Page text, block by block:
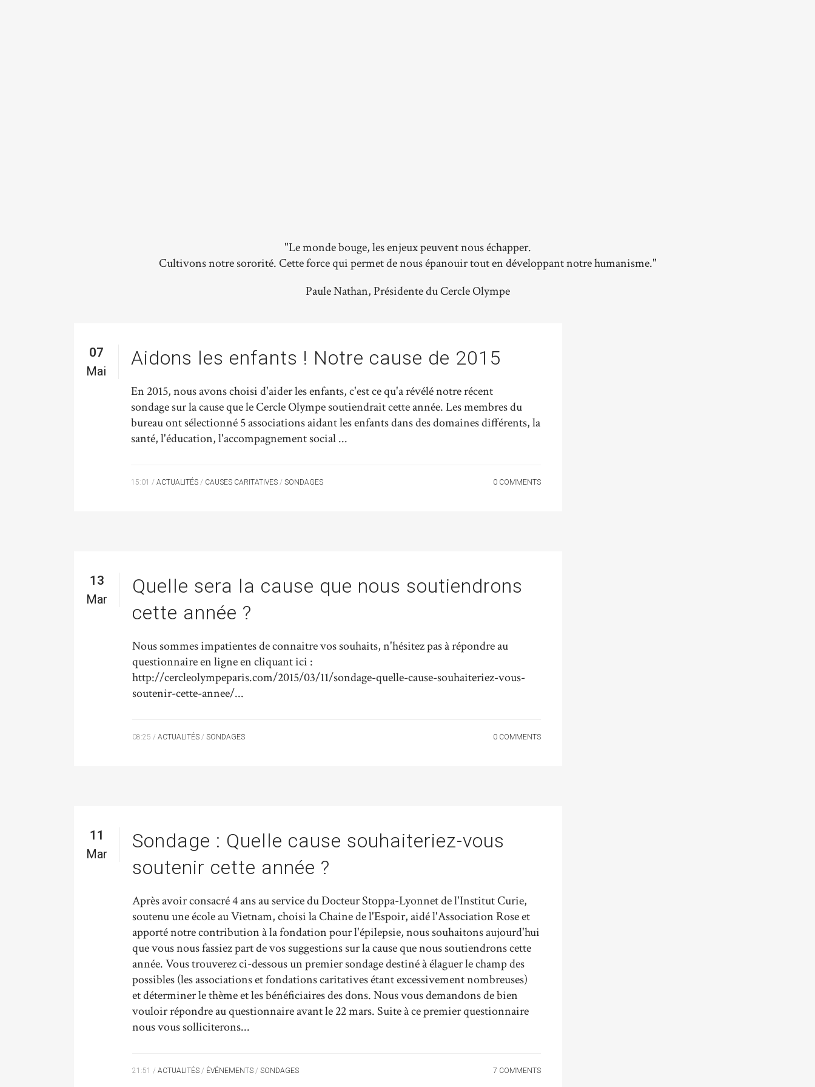
"Le monde bouge, les enjeux peuvent nous échapper.
Cultivons notre sororité. Cette force qui permet de nous épanouir tout en développant notre humanisme."
Paule Nathan, Présidente du Cercle Olympe
07
Mai
Aidons les enfants ! Notre cause de 2015
En 2015, nous avons choisi d'aider les enfants, c'est ce qu'a révélé notre récent
sondage sur la cause que le Cercle Olympe soutiendrait cette année. Les membres du
bureau ont sélectionné 5 associations aidant les enfants dans des domaines différents, la
santé, l'éducation, l'accompagnement social ...
15:01 / ACTUALITÉS / CAUSES CARITATIVES / SONDAGES 0 COMMENTS
13
Mar
Quelle sera la cause que nous soutiendrons
cette année ?
Nous sommes impatientes de connaitre vos souhaits, n'hésitez pas à répondre au
questionnaire en ligne en cliquant ici :
http://cercleolympeparis.com/2015/03/11/sondage-quelle-cause-souhaiteriez-vous-
soutenir-cette-annee/...
08:25 / ACTUALITÉS / SONDAGES 0 COMMENTS
11
Mar
Sondage : Quelle cause souhaiteriez-vous
soutenir cette année ?
Après avoir consacré 4 ans au service du Docteur Stoppa-Lyonnet de l'Institut Curie,
soutenu une école au Vietnam, choisi la Chaine de l'Espoir, aidé l'Association Rose et
apporté notre contribution à la fondation pour l'épilepsie, nous souhaitons aujourd'hui
que vous nous fassiez part de vos suggestions sur la cause que nous soutiendrons cette
année. Vous trouverez ci-dessous un premier sondage destiné à élaguer le champ des
possibles (les associations et fondations caritatives étant excessivement nombreuses)
et déterminer le thème et les bénéficiaires des dons. Nous vous demandons de bien
vouloir répondre au questionnaire avant le 22 mars. Suite à ce premier questionnaire
nous vous solliciterons...
21:51 / ACTUALITÉS / ÉVÉNEMENTS / SONDAGES 7 COMMENTS